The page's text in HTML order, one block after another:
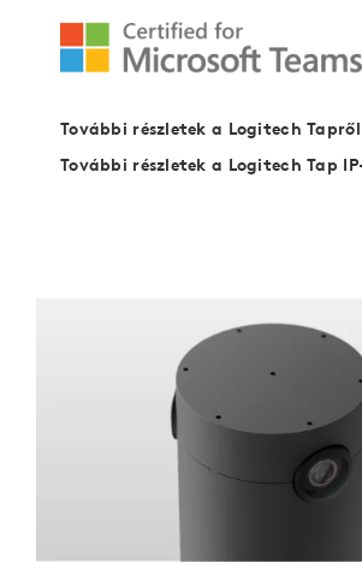
További részletek a Logitech Tapről
További részletek a Logitech Tap